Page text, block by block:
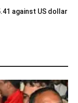
against US dollar